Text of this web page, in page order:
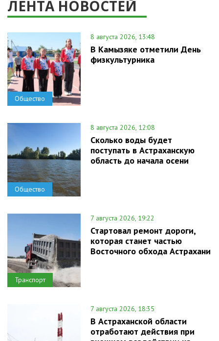
ЛЕНТА НОВОСТЕЙ
Общество
8 августа 2026, 13:48
В Камызяке отметили День
физкультурника
Общество
8 августа 2026, 12:08
Сколько воды будет
поступать в Астраханскую
область до начала осени
Транспорт
7 августа 2026, 19:22
Стартовал ремонт дороги,
которая станет частью
Восточного обхода Астрахани
7 августа 2026, 18:35
В Астраханской области
отработают действия при